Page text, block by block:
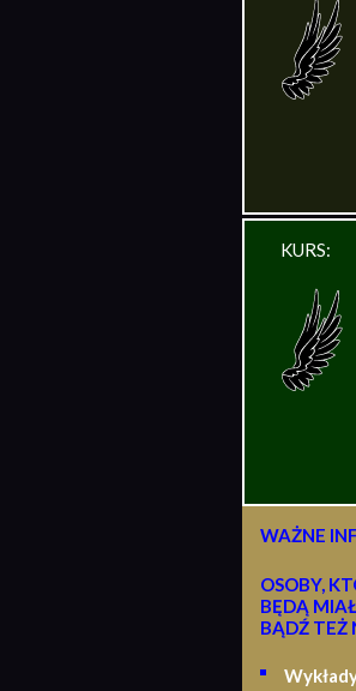
KURS:
WAŻNE
OSOBY,
BĘDĄ
BĄDŹ TEŻ